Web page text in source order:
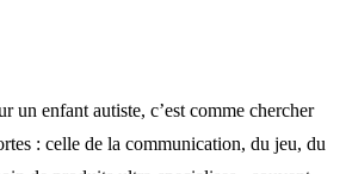
un enfant autiste, c’est comme chercher
: celle de la communication, du jeu, du